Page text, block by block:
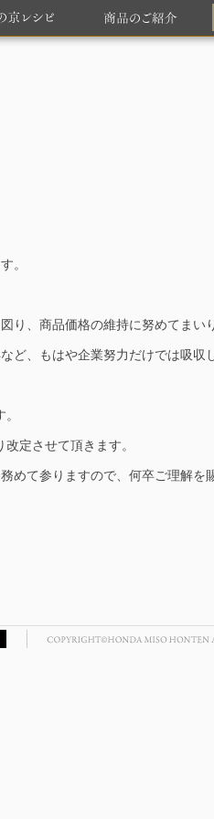
。
り、商品価格の維持に努めてまい
ど、もはや企業努力だけでは吸収
定させて頂きます。
めて参りますので、何卒ご理解を